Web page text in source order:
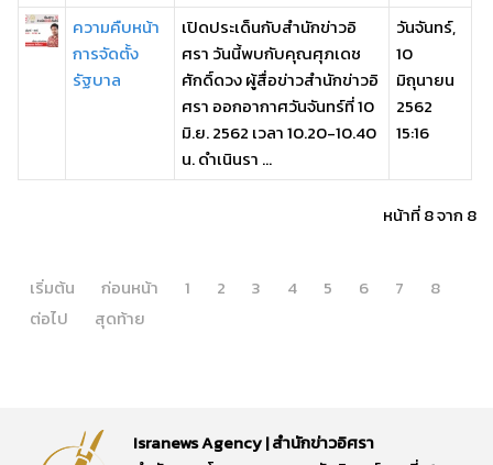
ความคืบหน้า
การจัดตั้ง
รัฐบาล
เปิดประเด็นกับสำนักข่าวอิ
ศรา วันนี้พบกับคุณศุภเดช
ศักดิ์ดวง ผู้สื่อข่าวสำนักข่าวอิ
ศรา ออกอากาศวันจันทร์ที่ 10
มิ.ย. 2562 เวลา 10.20-10.40
น. ดำเนินรา ...
วันจันทร์,
10
มิถุนายน
2562
15:16
หน้าที่ 8 จาก 8
เริ่มต้น ก่อนหน้า 1 2 3 4 5 6 7
8
ต่อไป
สุดท้าย
Isranews Agency | สำนักข่าวอิศรา